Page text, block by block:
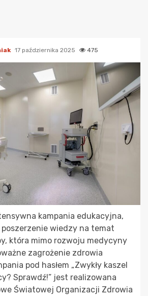
17 października 2025 475
kampania edukacyjna,
wiedzy na temat
która mimo rozwoju medycyny
zagrożenie zdrowia
pod hasłem „Zwykły kaszel
Sprawdź!” jest realizowana
Światowej Organizacji Zdrowia